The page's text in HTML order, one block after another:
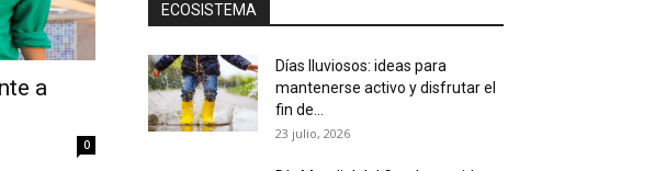
a
0
ECOSISTEMA
Días lluviosos: ideas para
mantenerse activo y disfrutar el
fin de...
23 julio, 2026